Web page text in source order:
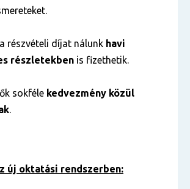
részvételi díjat nálunk havi
részletekben is fizethetik.
sokféle kedvezmény közül
.
új oktatási rendszerben: